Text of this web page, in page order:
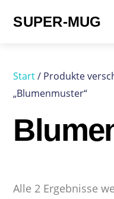
SUPER-MUG
Start/ Produkte
„Blumenmuster“
Alle 2 Ergebnisse